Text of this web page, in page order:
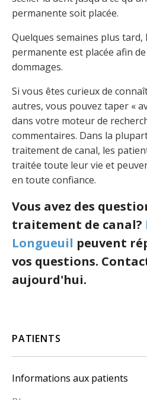
permanente soit placée.
Quelques semaines plus
permanente est placée afin
dommages.
Si vous êtes curieux de
autres, vous pouvez taper «
dans votre moteur de
commentaires. Dans la
traitement de canal, les
traitée toute leur vie et
en toute confiance.
Vous avez des
traitement de canal?
Longueuil peuvent
vos questions.
aujourd'hui.
PATIENTS
Informations aux patients